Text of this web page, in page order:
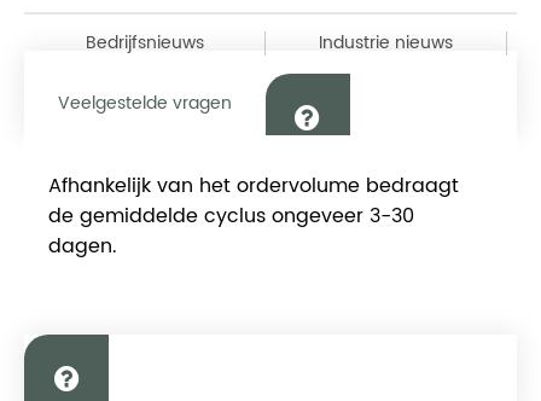
Bedrijfsnieuws Industrie nieuws
Veelgestelde vragen
Hoe lang duurt het van bestelling tot
levering?
Afhankelijk van het ordervolume bedraagt ​​
de gemiddelde cyclus ongeveer 3-30
dagen.